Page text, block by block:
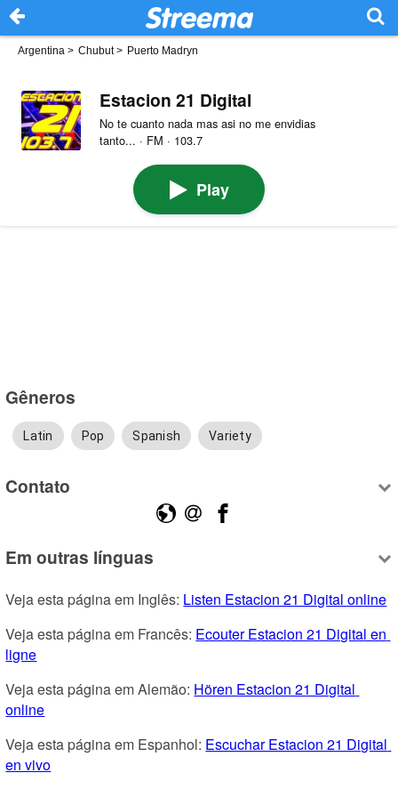
Argentina > Chubut> Puerto Madryn
Estacion 21 Digital
No te cuanto nada mas asi no me envidias
tanto... · FM · 103.7
Play
Gêneros
Latin Pop Spanish Variety
Contato
Em outras línguas
Veja esta página em Inglês: Listen Estacion 21 Digital online
Veja esta página em Francês: Ecouter Estacion 21 Digital en
ligne
Veja esta página em Alemão: Hören Estacion 21 Digital
online
Veja esta página em Espanhol: Escuchar Estacion 21 Digital
en vivo